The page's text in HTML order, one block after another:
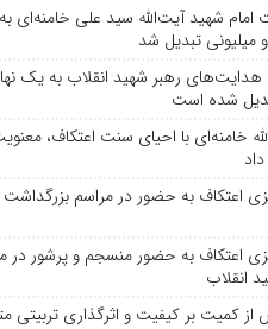
امام شهید آیت‌الله سید علی خامنه‌ای
میلیونی تبدیل شد
هدایت‌های رهبر شهید انقلاب به یک
شده است
خامنه‌ای با احیای سنت اعتکاف،
اعتکاف به حضور در مراسم بزرگداشت
اعتکاف به حضور منسجم و پرشور در
انقلاب
از کمیت بر کیفیت و اثرگذاری تربیتی